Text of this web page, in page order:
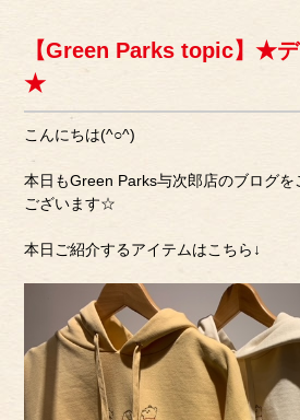
【Green Parks topic】★
★
こんにちは(^○^)
本日もGreen Parks与次郎店のブログを
ございます☆
本日ご紹介するアイテムはこちら↓